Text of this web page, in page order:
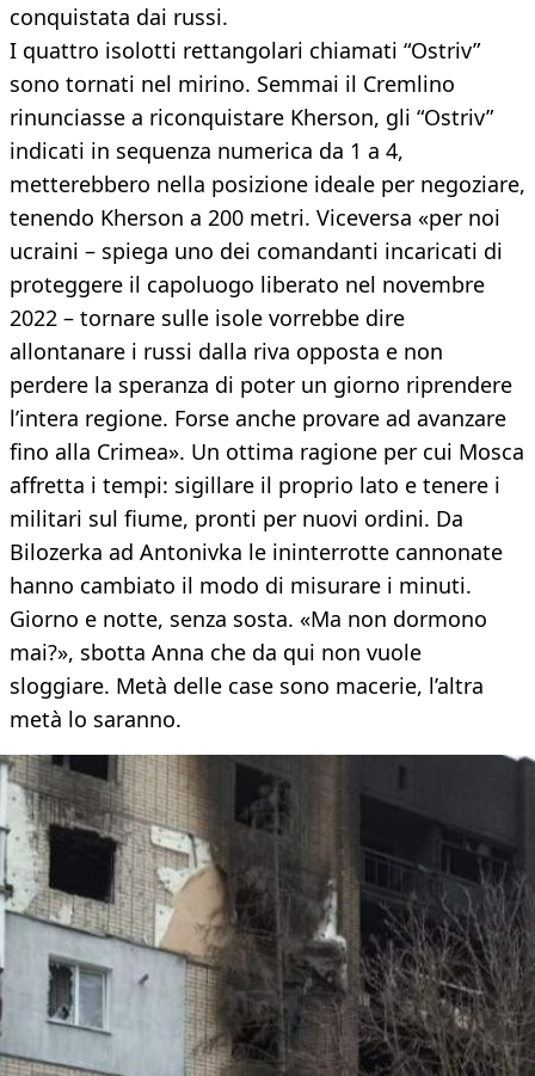
conquistata dai russi.
I quattro isolotti rettangolari chiamati “Ostriv”
sono tornati nel mirino. Semmai il Cremlino
rinunciasse a riconquistare Kherson, gli “Ostriv”
indicati in sequenza numerica da 1 a 4,
metterebbero nella posizione ideale per negoziare,
tenendo Kherson a 200 metri. Viceversa «per noi
ucraini – spiega uno dei comandanti incaricati di
proteggere il capoluogo liberato nel novembre
2022 – tornare sulle isole vorrebbe dire
allontanare i russi dalla riva opposta e non
perdere la speranza di poter un giorno riprendere
l’intera regione. Forse anche provare ad avanzare
fino alla Crimea». Un ottima ragione per cui Mosca
affretta i tempi: sigillare il proprio lato e tenere i
militari sul fiume, pronti per nuovi ordini. Da
Bilozerka ad Antonivka le ininterrotte cannonate
hanno cambiato il modo di misurare i minuti.
Giorno e notte, senza sosta. «Ma non dormono
mai?», sbotta Anna che da qui non vuole
sloggiare. Metà delle case sono macerie, l’altra
metà lo saranno.